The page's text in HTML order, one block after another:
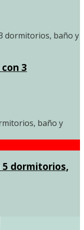
3
5 dormitorios,